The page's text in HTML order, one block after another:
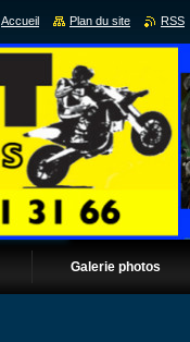
Galerie photos
Accueil Plan du site RSS